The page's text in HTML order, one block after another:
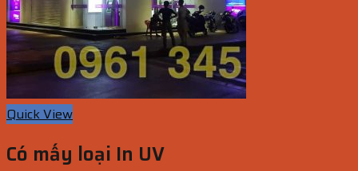
Quick View
Có mấy loại In UV